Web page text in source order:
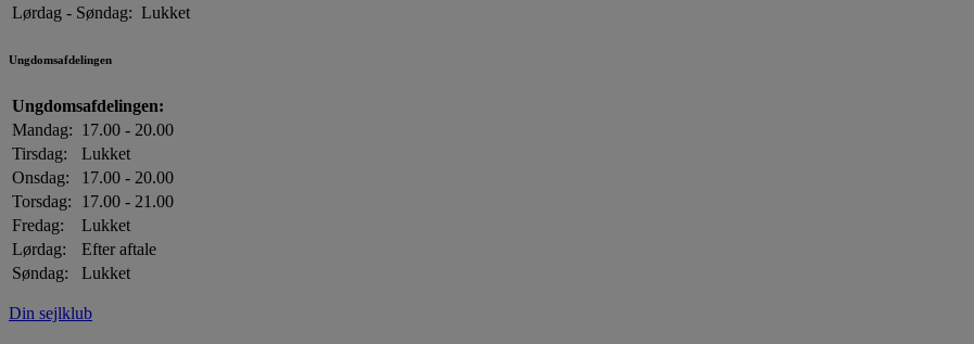
Lørdag - Søndag: Lukket
Ungdomsafdelingen
Ungdomsafdelingen:
Mandag: 17.00 - 20.00
Tirsdag:
Lukket
Onsdag:
17.00 - 20.00
Torsdag:
17.00 - 21.00
Fredag:
Lukket
Lørdag:
Efter aftale
Søndag:
Lukket
Din sejlklub